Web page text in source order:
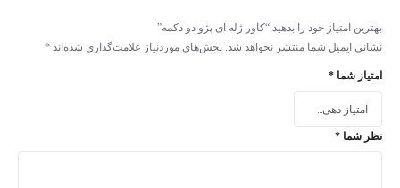
بهترین امتیاز خود را بدهید “کاور ژله ای پژو دو دکمه”
نشانی ایمیل شما منتشر نخواهد شد. بخش‌های موردنیاز علامت‌گذاری شده‌اند *
امتیاز شما *
نظر شما *